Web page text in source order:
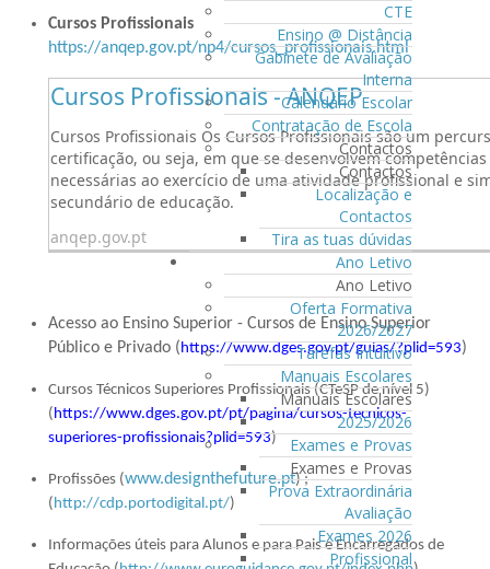
CTE
Ensino @ Distância
Gabinete de Avaliação
Interna
Calendário Escolar
Contratação de Escola
Contactos
Contactos
Localização e
Contactos
Tira as tuas dúvidas
Ano Letivo
Ano Letivo
Oferta Formativa
2026/2027
Tarefas Intuitivo
Manuais Escolares
Manuais Escolares
2025/2026
Exames e Provas
Exames e Provas
Prova Extraordinária
Avaliação
Exames 2026
Profissional
Cursos Profissionais
https://anqep.gov.pt/np4/cursos_profissionais.html
Cursos Profissionais - ANQEP
Cursos Profissionais Os Cursos Profissionais são um
certificação, ou seja, em que se desenvolvem
necessárias ao exercício de uma atividade profissional e
secundário de educação.
anqep.gov.pt
Acesso ao Ensino Superior - Cursos de Ensino Superior
Público e Privado ( https://www.dges.gov.pt/guias/?plid=593)
Cursos Técnicos Superiores Profissionais (CTeSP de nível 5)
( https://www.dges.gov.pt/pt/pagina/cursos-tecnicos-
superiores-profissionais?plid=593)
Profissões (www.designthefuture.pt) ;
( http://cdp.portodigital.pt/)
Informações úteis para Alunos e para Pais e Encarregados de